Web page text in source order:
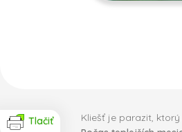
Tlačiť
Kliešť je parazit,